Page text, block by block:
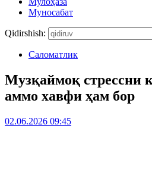
Муносабат
Qidirshish:
Саломатлик
Музқаймоқ стрессни
аммо хавфи ҳам бор
02.06.2026 09:45